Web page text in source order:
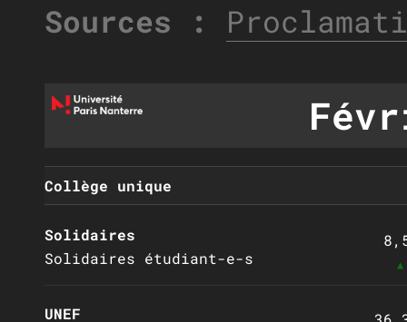
Sources :
Collège unique
Solidaires
Solidaires étudiant-e-s
UNEF